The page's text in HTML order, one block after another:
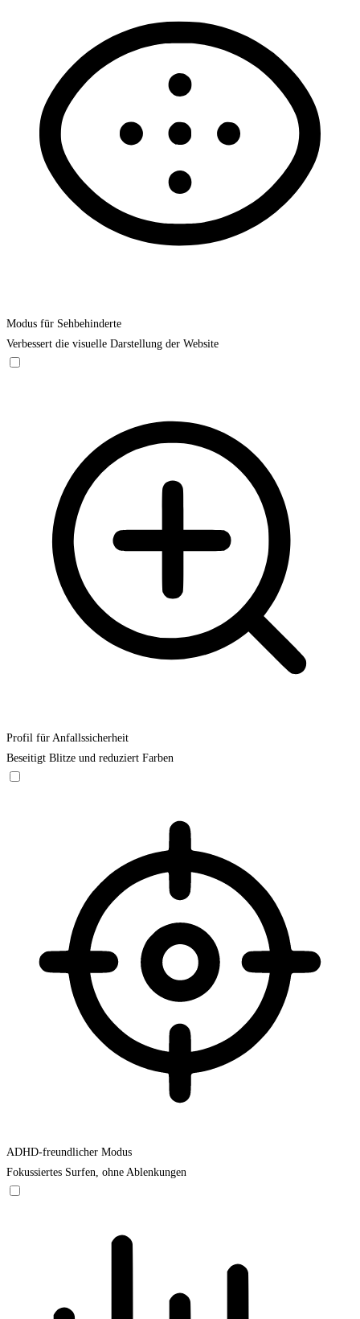
Modus für Sehbehinderte
Verbessert die visuelle Darstellung der Website
Profil für Anfallssicherheit
Beseitigt Blitze und reduziert Farben
ADHD-freundlicher Modus
Fokussiertes Surfen, ohne Ablenkungen